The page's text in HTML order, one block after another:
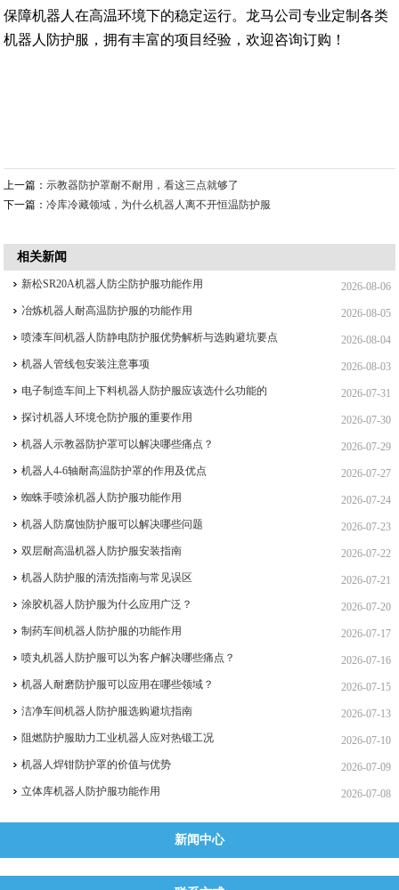
保障机器人在高温环境下的稳定运行。龙马公司专业定制各类
机器人防护服，拥有丰富的项目经验，欢迎咨询订购！
上一篇：示教器防护罩耐不耐用，看这三点就够了
下一篇：冷库冷藏领域，为什么机器人离不开恒温防护服
相关新闻
2026-08-06
新松SR20A机器人防尘防护服功能作用
2026-08-05
冶炼机器人耐高温防护服的功能作用
2026-08-04
喷漆车间机器人防静电防护服优势解析与选购避坑要点
2026-08-03
机器人管线包安装注意事项
2026-07-31
电子制造车间上下料机器人防护服应该选什么功能的
2026-07-30
探讨机器人环境仓防护服的重要作用
2026-07-29
机器人示教器防护罩可以解决哪些痛点？
2026-07-27
机器人4-6轴耐高温防护罩的作用及优点
2026-07-24
蜘蛛手喷涂机器人防护服功能作用
2026-07-23
机器人防腐蚀防护服可以解决哪些问题
2026-07-22
双层耐高温机器人防护服安装指南
2026-07-21
机器人防护服的清洗指南与常见误区
2026-07-20
涂胶机器人防护服为什么应用广泛？
2026-07-17
制药车间机器人防护服的功能作用
2026-07-16
喷丸机器人防护服可以为客户解决哪些痛点？
2026-07-15
机器人耐磨防护服可以应用在哪些领域？
2026-07-13
洁净车间机器人防护服选购避坑指南
2026-07-10
阻燃防护服助力工业机器人应对热锻工况
2026-07-09
机器人焊钳防护罩的价值与优势
2026-07-08
立体库机器人防护服功能作用
新闻中心